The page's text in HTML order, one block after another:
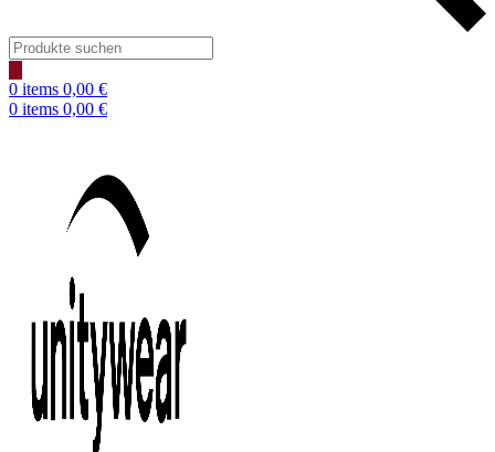
Products
search
0 items 0,00 €
0 items 0,00 €